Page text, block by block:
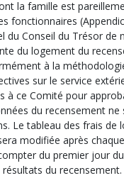
la famille est
fonctionnaires
du Conseil du Trésor de
du logement du
à la
sur le service
à ce Comité pour
du recensement
Le tableau des frais de
modifiée après
du premier jour
du recensement.